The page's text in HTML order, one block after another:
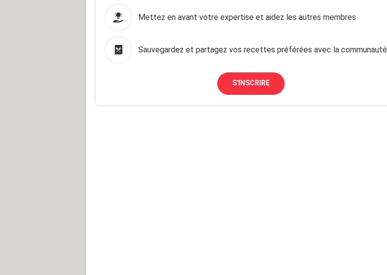
Mettez en avant votre expertise et aidez les autres membres
Sauvegardez et partagez vos recettes préférées avec la communauté
S'INSCRIRE